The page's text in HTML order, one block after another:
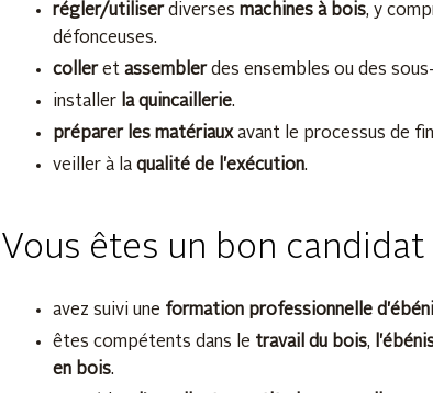
régler/utiliserdiverses machines à bois, y
défonceuses.
colleret assemblerdes ensembles ou des
installer la quincaillerie.
préparer les matériauxavant le processus de
veiller à la qualité de l'exécution.
Vous êtes un bon candidat
avez suivi une formation professionnelle
êtes compétents dans le travail du bois,
en bois.